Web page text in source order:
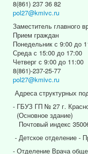
8(861) 237 36 82
pol27@kmivc.ru
Заместитель главного
Прием граждан
Понедельник с 9:00 до
Среда с 15:00 до 17:00
Четверг с 9:00 до 11:00
8(861)-237-25-77
pol27@kmivc.ru
Адреса структурных
- ГБУЗ ГП № 27 г.
(Основное здание)
Почтовый индекс
- Детское отделение -
- Отделение Врача